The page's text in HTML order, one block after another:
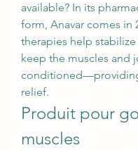
available? In its
form, Anavar comes in
therapies help
keep the muscles and
relief.
Produit pour
muscles